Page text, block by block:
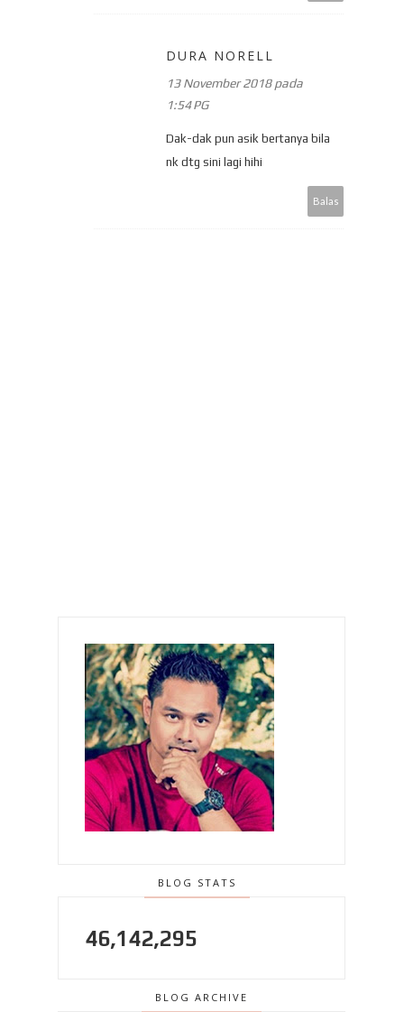
DURA NORELL
13 November 2018 pada
1:54 PG
Dak-dak pun asik bertanya bila
nk dtg sini lagi hihi
Balas
BLOG STATS
46,142,295
BLOG ARCHIVE